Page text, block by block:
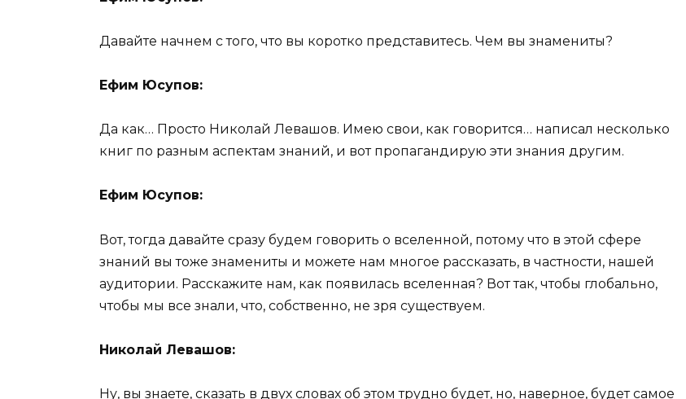
Давайте начнем с того, что вы коротко представитесь. Чем вы знамениты?
Ефим Юсупов:
Да как… Просто Николай Левашов. Имею свои, как говорится… написал несколько
книг по разным аспектам знаний, и вот пропагандирую эти знания другим.
Ефим Юсупов:
Вот, тогда давайте сразу будем говорить о вселенной, потому что в этой сфере
знаний вы тоже знамениты и можете нам многое рассказать, в частности, нашей
аудитории. Расскажите нам, как появилась вселенная? Вот так, чтобы глобально,
чтобы мы все знали, что, собственно, не зря существуем.
Николай Левашов:
Ну, вы знаете, сказать в двух словах об этом трудно будет, но, наверное, будет самое